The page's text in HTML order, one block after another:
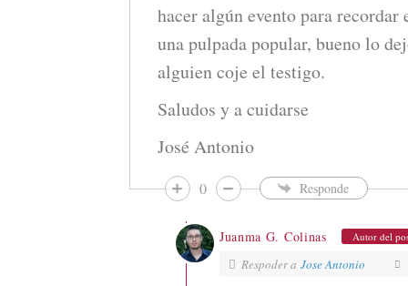
hacer algún evento para recordar
una pulpada popular, bueno lo
alguien coje el testigo.
Saludos y a cuidarse
José Antonio
0 Responde
Juanma G. Colinas Autor del
Respoder a Jose Antonio